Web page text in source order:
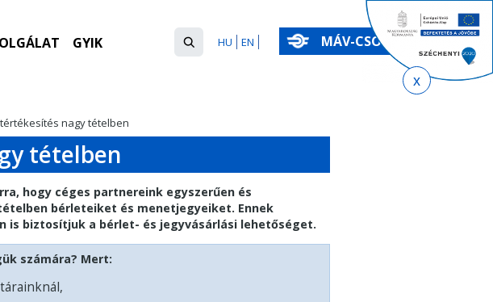
GYIK EN
HU
Keresés
űrlap
Keresés
MÁV-CSOPORT
nagy tételben
tételben
hogy céges partnereink egyszerűen és
bérleteiket és menetjegyeiket. Ennek
is biztosítjuk a bérlet- és jegyvásárlási lehetőséget.
számára? Mert: